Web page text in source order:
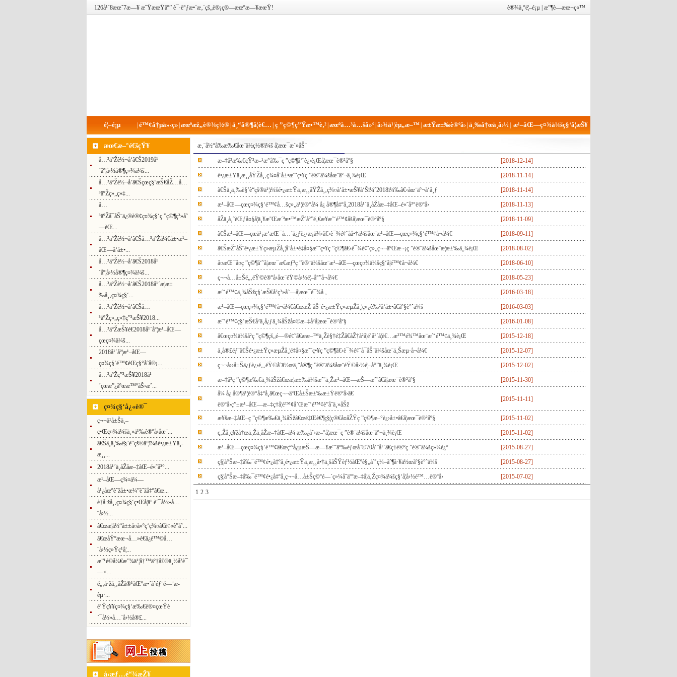
126å¹´8æœˆ7æ—¥ æ˜ŸæœŸäº” è¯·è°ƒæ•´æ‚¨çš„è®¡ç®—æœºæ—¥æœŸ! è®¾ä¸ºé¦–é¡µ æ”¶è—æœ¬ç«™
é¦–é¡µ é™¢å†µä»‹ç» æœºæž„è®¾ç½® ä¸“å®¶å­¦è€… ç ”ç©¶ç”Ÿæ•™è‚² æœºå…³å…šå»º å›¾ä¹¦èµ„æ–™ æ±Ÿæ±‰è®ºå› ä¸‰å†œä¸­å›½ æ¹–åŒ—ç¤¾ä¼šç§‘å­¦æŠ¥
æœ€æ–°é€šçŸ¥
å…³äºŽè½¬å‘ã€Š2019å¹
´åº¦å›½å®¶ç¤¾ä¼š...
å…³äºŽè½¬å‘ã€Šçœç§‘æŠ€åŽ…å…
³äºŽç»„ç»‡...
å…
³äºŽå¯åŠ¨ä¿®è®¢ç¤¾ç§‘ç ”ç©¶ç³»åˆ
—èŒ...
å…³äºŽè½¬å‘ã€Šå…³äºŽå¼€å±•æ¹–
åŒ—å‘å±•...
å…³äºŽè½¬å‘ã€Š2018å¹
´åº¦å›½å®¶ç¤¾ä¼š...
å…³äºŽè½¬å‘ã€Š2018å¹´æ­¦æ±
‰å¸‚ç¤¾ç§‘...
å…³äºŽè½¬å‘ã€Šå…
³äºŽç»„ç»‡ç”³æŠ¥2018...
å…³äºŽæŠ¥é€2018å¹´åº¦æ¹–åŒ—
çœç¤¾ä¼š...
2018å¹´åº¦æ¹–åŒ—
ç¤¾ç§‘é™¢èŒç§°åˆå®¡...
å…³äºŽç”³æŠ¥2018å¹
´çœæ”¿åºœæ™ºåŠ›æˆ...
ç¤¾ç§‘å¿«è®¯
ç¬¬ä¹å±Šä¸–
ç•Œç¤¾ä¼šä¸»ä¹‰è®ºå›åœ¨...
ã€Šä¸­ä¸‰è§’è“çš®ä¹¦ï¼šé•¿æ±Ÿä¸­
æ¸¸...
2018å¹´ä¸­åŽå­æ–‡åŒ–é«˜å³°...
æ¹–åŒ—ç¾¤ä¼—
å¹¿åœºèˆžå±•æ¼”èˆžå‡ºâ€œ...
è†å·žå¸‚ç¤¾ç§‘ç•Œå­¦ä¹ è´¯å½»å…
¨å›½...
â€œæ­¦å½“å±±å¤å»ºç­‘ç¾¤â€è¢«è”åˆ...
â€œåŸºæœ¬å…»è€ä¿é™©å…
¨å›½ç»Ÿç­¹å­¦...
æ”¹é©å¼€æ”¾ä¹¦å†™äº†å£®ä¸½å²è¯
—<...
é„‚å·žå¸‚åŽå®¹åŒºæ•´åˆéƒ¨é—¨æ­
èµ·...
é’Ÿç¥¥ç¤¾ç§‘æ‰€è®¤çœŸè
´¯å½»å…¨å›½å®£...
å‹æƒ…é“¾æŽ¥
æ‚¨å½“å‰æ‰€åœ¨ä½ç½®ï¼š å­¦æœ¯æ´»åŠ¨
æ–‡å²æ‰€çŸ³æ–¹æ°å‰¯ç ”ç©¶å‘˜è¿›è¡Œå­¦æœ¯è®²åº§ [2018-12-14]
é•¿æ±Ÿä¸­æ¸¸åŸŽå¸‚ç¾¤å‘å±•æˆ˜ç•¥ç ”è®¨ä¼šåœ¨äº¬ä¸¾è¡Œ [2018-11-14]
ã€Šä¸­ä¸‰è§’è“çš®ä¹¦ï¼šé•¿æ±Ÿä¸­æ¸¸åŸŽå¸‚ç¾¤å‘å±•æŠ¥å‘Šï¼ˆ2018ï¼‰ã€‹åœ¨äº¬å‘å¸ƒ [2018-11-14]
æ¹–åŒ—çœç¤¾ç§‘é™¢å…šç»„ä¹¦è®°å¼ å¿ å®¶å‡ºå¸­2018å¹´ä¸­åŽå­æ–‡åŒ–é«˜å³°è®ºå› [2018-11-13]
åŽä¸­å¸ˆèŒƒå¤§å­¦ä¸¥æ˜Œæ´ªæ•™æŽˆåº”é‚€æ¥æˆ‘é™¢åšå­¦æœ¯è®²åº§ [2018-11-09]
ã€Šæ¹–åŒ—çœä¹¡æ‘æŒ¯å…´ä¿ƒè¿›æ¡ä¾‹ã€‹è¯¾é¢˜åå•†ä¼šåœ¨æ¹–åŒ—çœç¤¾ç§‘é™¢å¬å¼€ [2018-09-11]
ã€ŠæŽ¨åŠ¨é•¿æ±Ÿç»æµŽå¸¦å‘å±•é‡å¤§æˆ˜ç•¥ç ”ç©¶ã€‹è¯¾é¢˜ç»„ç¬¬äºŒæ¬¡ç ”è®¨ä¼šåœ¨æ­¦æ±‰ä¸¾è¡Œ [2018-08-02]
å¤æŒ¯å¤ç ”ç©¶å‘˜å­¦æœ¯æ€æƒ³ç ”è®¨ä¼šåœ¨æ¹–åŒ—çœç¤¾ä¼šç§‘å­¦é™¢å¬å¼€ [2018-06-10]
ç¬¬å…­å±Šé„‚éŸ©è®ºå›åœ¨éŸ©å›½é¦–å°”å¬å¼€ [2018-05-23]
æˆ‘é™¢ä¸¾åŠžç§‘æŠ€å²ç³»åˆ—å­¦æœ¯è¯¾å ‚ [2016-03-18]
æ¹–åŒ—çœç¤¾ç§‘é™¢å¬å¼€â€œæŽ¨åŠ¨é•¿æ±Ÿç»æµŽå¸¦ç»¿è‰²å‘å±•â€åº§è°ˆä¼š [2016-03-03]
æˆ‘é™¢ç§‘æŠ€å²ä¸­å¿ƒä¸¾åŠžå¤©æ–‡å²å­¦æœ¯è®²åº§ [2016-01-08]
â€œç¤¾ä¼šå²ç ”ç©¶çš„é—®é¢˜ã€ææ–™ä¸Žè§†é‡Žâ€åŽ†å²å­¦é’å¹´å­¦è€…æ²™é¾™åœ¨æˆ‘é™¢ä¸¾è¡Œ [2015-12-18]
ä¸­å®£éƒ¨ã€Šé•¿æ±Ÿç»æµŽå¸¦é‡å¤§æˆ˜ç•¥ç ”ç©¶ã€‹è¯¾é¢˜å¯åŠ¨ä¼šåœ¨ä¸Šæµ·å¬å¼€ [2015-12-07]
ç¬¬å››å±Šä¿ƒè¿›é„‚éŸ©åˆä½œä¸“å®¶ç ”è®¨ä¼šåœ¨éŸ©å›½é¦–å°”ä¸¾è¡Œ [2015-12-02]
æ–‡å²ç ”ç©¶æ‰€ä¸¾åŠžâ€œæ­¦æ±‰ä¼šæˆ˜ä¸Žæ¹–åŒ—æŠ—æˆ˜â€å­¦æœ¯è®²åº§ [2015-11-30]
å¼ å¿ å®¶ä¹¦è®°å‡ºå¸­â€œç¬¬äºŒå±Šæ±‰æ±Ÿè®ºå›â€
è®ºå›ç”±æ¹–åŒ—æ–‡ç†å­¦é™¢å’Œæˆ‘é™¢è”åˆä¸»åŠž
[2015-11-11]
æ¥šæ–‡åŒ–ç ”ç©¶æ‰€ä¸¾åŠžâ€œé‡Œè€¶ç§¦ç®€å¤åŽŸç ”ç©¶æ–°è¿›å±•â€å­¦æœ¯è®²åº§ [2015-11-02]
ç‚Žå¸ç¥žå†œä¸Žä¸­åŽæ–‡åŒ–ä¼ æ‰¿åˆ›æ–°å­¦æœ¯ç ”è®¨ä¼šåœ¨äº¬ä¸¾è¡Œ [2015-11-02]
æ¹–åŒ—çœç¤¾ç§‘é™¢â€œçºªå¿µæŠ—æ—¥æˆ˜äº‰èƒœåˆ©70å‘¨å¹´â€ç†è®ºç ”è®¨ä¼šç»¼è¿° [2015-08-27]
ç§¦å°Šæ–‡å‰¯é™¢é•¿å‡ºå¸­é•¿æ±Ÿä¸­æ¸¸å•†ä¸šåŠŸèƒ½åŒºè§„åˆ’ç¼–åˆ¶å·¥ä½œåº§è°ˆä¼š [2015-08-27]
ç§¦å°Šæ–‡å‰¯é™¢é•¿å‡ºå¸­ç¬¬å…­å±Šç©ºé—´ç»¼åˆäººæ–‡å­¦ä¸Žç¤¾ä¼šç§‘å­¦å›½é™…è®ºå› [2015-07-02]
1 2 3